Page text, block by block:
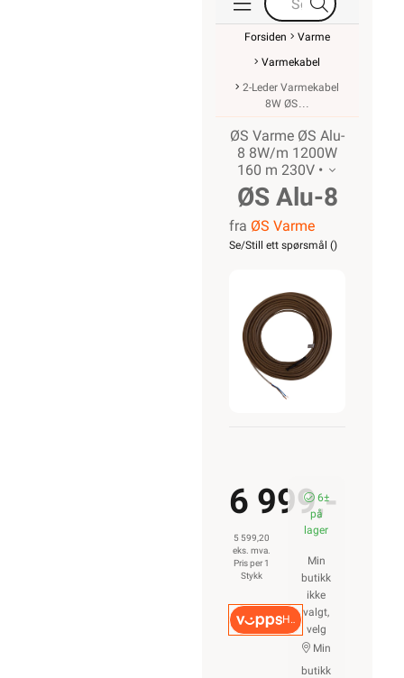
Forsiden
Varme
Varmekabel
2-Leder Varmekabel
8W ØS
ØS Varme ØS Alu-
8 8W/m 1200W
160 m 230V •
ØS Alu-8
8W/m
160 m
230V
fra ØS Varme
Se/Still ett spørsmål ()
6 999,-
5 599,20
eks. mva.
Pris per 1
Stykk
Hurtigkasse
6±
på
lager
Min
butikk
ikke
valgt,
velg
Min
butikk